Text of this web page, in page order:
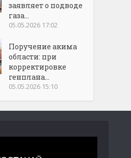
заявляет о подводе
газа...
05.05.2026 17:02
Поручение акима
области: при
корректировке
генплана...
05.05.2026 15:10